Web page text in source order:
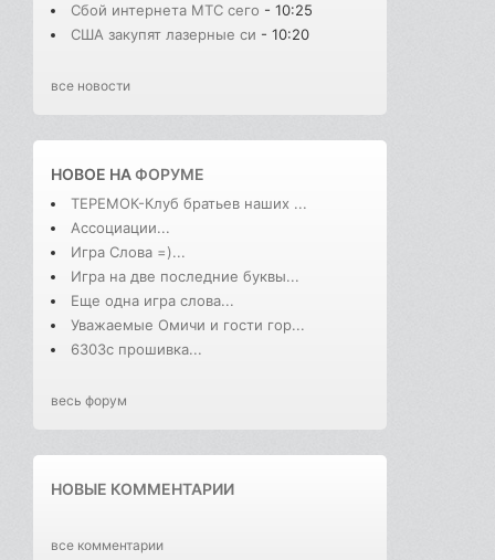
Сбой интернета МТС сего - 10:25
США закупят лазерные си - 10:20
все новости
НОВОЕ НАФОРУМЕ
ТЕРЕМОК-Клуб братьев наших ...
Ассоциации...
Игра Слова =)...
Игра на две последние буквы...
Еще одна игра слова...
Уважаемые Омичи и гости гор...
6303с прошивка...
весь форум
НОВЫЕ КОММЕНТАРИИ
все комментарии